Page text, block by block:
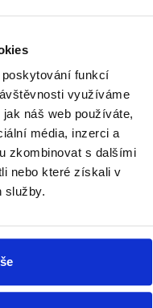
funkcí
využíváme
náš web používáte,
média, inzerci a
zkombinovat s dalšími
nebo které získali v
služby.
jsou
myslím, že i
no a my jako
v tom
podíl devíti,
,31. října 2019